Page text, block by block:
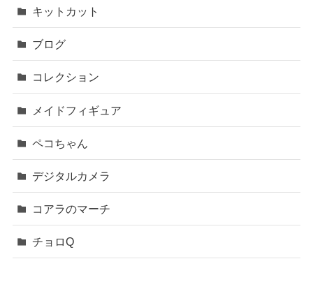
キットカット
ブログ
コレクション
メイドフィギュア
ペコちゃん
デジタルカメラ
コアラのマーチ
チョロQ